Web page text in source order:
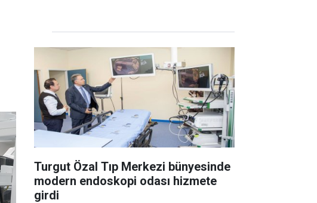
Turgut Özal Tıp Merkezi bünyesinde
modern endoskopi odası hizmete
girdi